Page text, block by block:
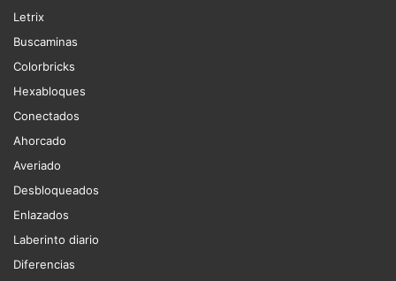
Letrix
Buscaminas
Colorbricks
Hexabloques
Conectados
Ahorcado
Averiado
Desbloqueados
Enlazados
Laberinto diario
Diferencias